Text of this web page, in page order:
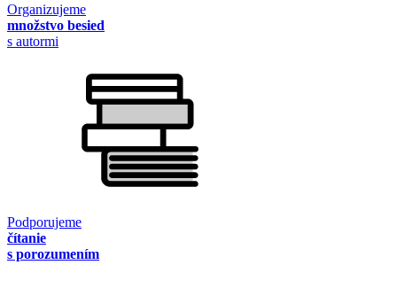
Organizujeme
množstvo besied
s autormi
Podporujeme
čítanie
s porozumením